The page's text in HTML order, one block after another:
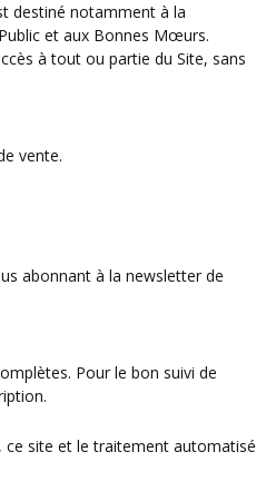
destiné notamment à la
et aux Bonnes Mœurs.
à tout ou partie du Site, sans
vente.
abonnant à la newsletter de
Pour le bon suivi de
ce site et le traitement automatisé